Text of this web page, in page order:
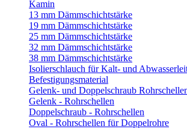
Kamin
13 mm Dämmschichtstärke
19 mm Dämmschichtstärke
25 mm Dämmschichtstärke
32 mm Dämmschichtstärke
38 mm Dämmschichtstärke
Isolierschlauch für Kalt- und
Befestigungsmaterial
Gelenk- und Doppelschraub
Gelenk - Rohrschellen
Doppelschraub - Rohrschellen
Oval - Rohrschellen für Doppelrohre